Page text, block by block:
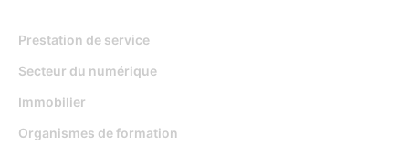
Prestation de service
Secteur du numérique
Immobilier
Organismes de formation